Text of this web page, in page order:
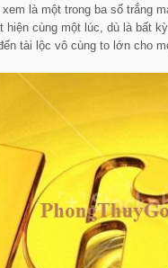
là một trong ba số trắng
hiện cùng một lúc, dù là bất
tài lộc vô cùng to lớn cho